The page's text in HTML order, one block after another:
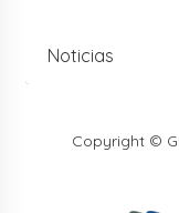
Noticias
Copyright ©